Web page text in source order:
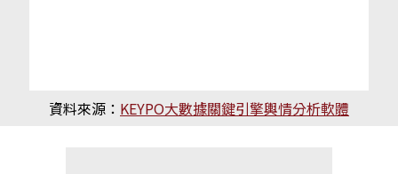
資料來源： KEYPO大數據關鍵引擎輿情分析軟體